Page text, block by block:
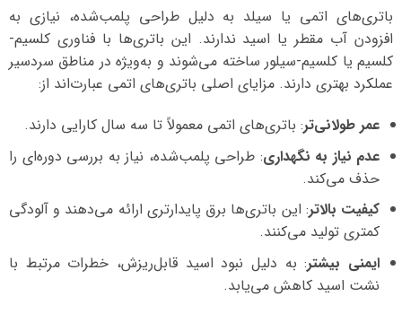
باتری‌های اتمی یا سیلد به دلیل طراحی پلمب‌شده، نیازی به
افزودن آب مقطر یا اسید ندارند. این باتری‌ها با فناوری کلسیم-
کلسیم یا کلسیم-سیلور ساخته می‌شوند و به‌ویژه در مناطق سردسیر
عملکرد بهتری دارند. مزایای اصلی باتری‌های اتمی عبارت‌اند از:
عمر طولانی‌تر: باتری‌های اتمی معمولاً تا سه سال کارایی دارند.
عدم نیاز به نگهداری: طراحی پلمب‌شده، نیاز به بررسی دوره‌ای را
حذف می‌کند.
کیفیت بالاتر: این باتری‌ها برق پایدارتری ارائه می‌دهند و آلودگی
کمتری تولید می‌کنند.
ایمنی بیشتر: به دلیل نبود اسید قابل‌ریزش، خطرات مرتبط با
نشت اسید کاهش می‌یابد.